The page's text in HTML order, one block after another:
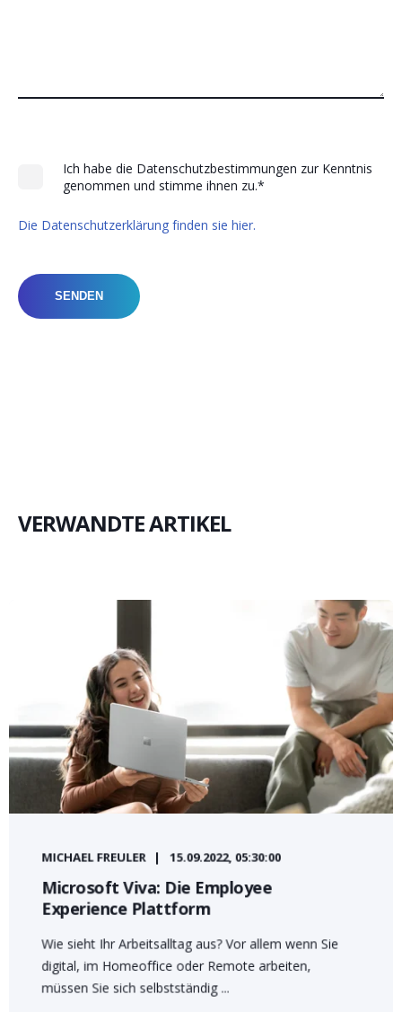
Ich habe die Datenschutzbestimmungen zur Kenntnis
genommen und stimme ihnen zu.*
Die Datenschutzerklärung finden sie hier.
VERWANDTE ARTIKEL
MICHAEL FREULER 15.09.2022, 05:30:00
Microsoft Viva: Die Employee
Experience Plattform
Wie sieht Ihr Arbeitsalltag aus? Vor allem wenn Sie
digital, im Homeoffice oder Remote arbeiten,
müssen Sie sich selbstständig ...